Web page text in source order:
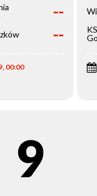
--
--
00:00
9